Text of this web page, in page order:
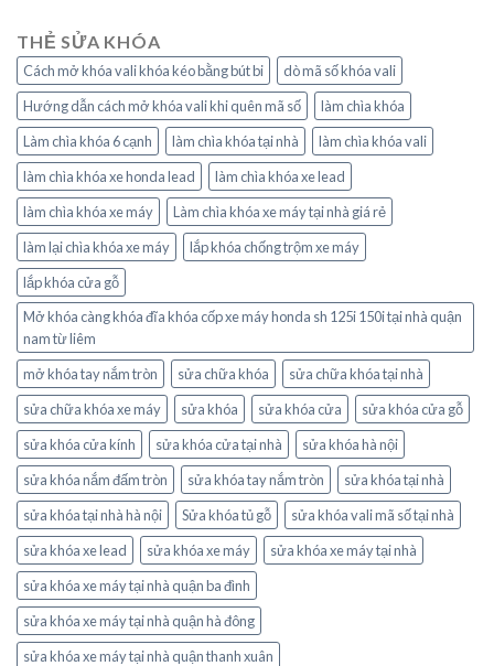
THẺ SỬA KHÓA
Cách mở khóa vali khóa kéo bằng bút bi
dò mã số khóa vali
Hướng dẫn cách mở khóa vali khi quên mã số
làm chìa khóa
Làm chìa khóa 6 cạnh
làm chìa khóa tại nhà
làm chìa khóa vali
làm chìa khóa xe honda lead
làm chìa khóa xe lead
làm chìa khóa xe máy
Làm chìa khóa xe máy tại nhà giá rẻ
làm lại chìa khóa xe máy
lắp khóa chống trộm xe máy
lắp khóa cửa gỗ
Mở khóa càng khóa đĩa khóa cốp xe máy honda sh 125i 150i tại nhà quận
nam từ liêm
mở khóa tay nắm tròn
sửa chữa khóa
sửa chữa khóa tại nhà
sửa chữa khóa xe máy
sửa khóa sửa khóa cửa
sửa khóa cửa gỗ
sửa khóa cửa kính
sửa khóa cửa tại nhà
sửa khóa hà nội
sửa khóa nắm đấm tròn
sửa khóa tay nắm tròn
sửa khóa tại nhà
sửa khóa tại nhà hà nội
Sửa khóa tủ gỗ
sửa khóa vali mã số tại nhà
sửa khóa xe lead
sửa khóa xe máy
sửa khóa xe máy tại nhà
sửa khóa xe máy tại nhà quận ba đình
sửa khóa xe máy tại nhà quận hà đông
sửa khóa xe máy tại nhà quận thanh xuân